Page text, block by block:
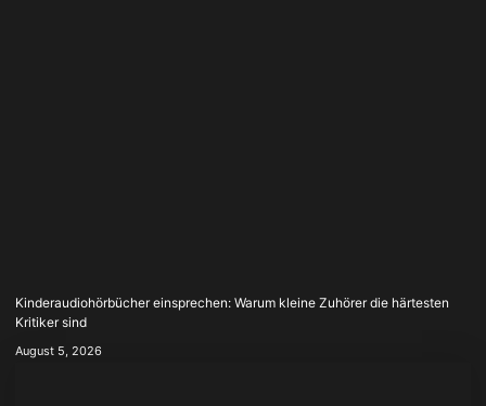
Kinderaudiohörbücher einsprechen: Warum kleine Zuhörer die härtesten
Kritiker sind
August 5, 2026